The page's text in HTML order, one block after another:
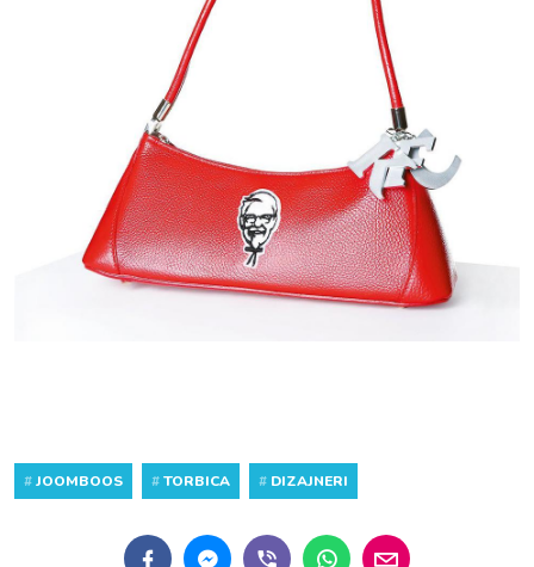
#JOOMBOOS #TORBICA # DIZAJNERI